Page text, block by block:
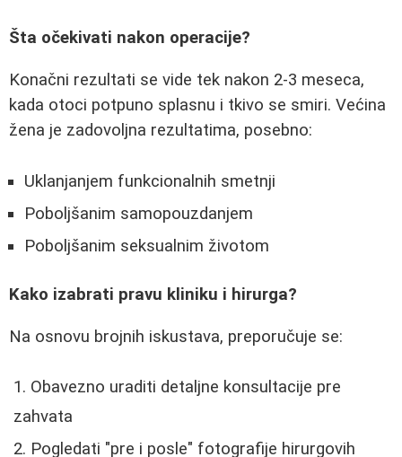
Šta očekivati nakon operacije?
Konačni rezultati se vide tek nakon 2-3 meseca,
kada otoci potpuno splasnu i tkivo se smiri. Većina
žena je zadovoljna rezultatima, posebno:
Uklanjanjem funkcionalnih smetnji
Poboljšanim samopouzdanjem
Poboljšanim seksualnim životom
Kako izabrati pravu kliniku i hirurga?
Na osnovu brojnih iskustava, preporučuje se:
Obavezno uraditi detaljne konsultacije pre
zahvata
Pogledati "pre i posle" fotografije hirurgovih